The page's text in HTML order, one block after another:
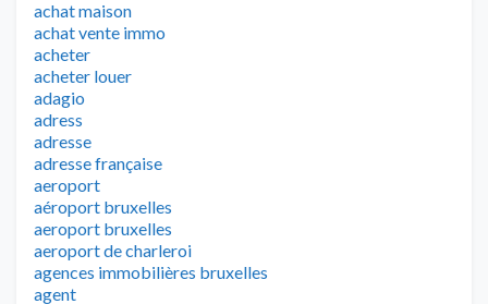
achat maison
achat vente immo
acheter
acheter louer
adagio
adress
adresse
adresse française
aeroport
aéroport bruxelles
aeroport bruxelles
aeroport de charleroi
agences immobilières bruxelles
agent